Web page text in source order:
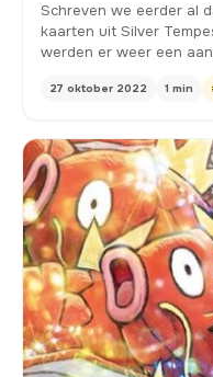
Schreven we eerder al
kaarten uit Silver
werden er weer een
27 oktober 2022 1 min